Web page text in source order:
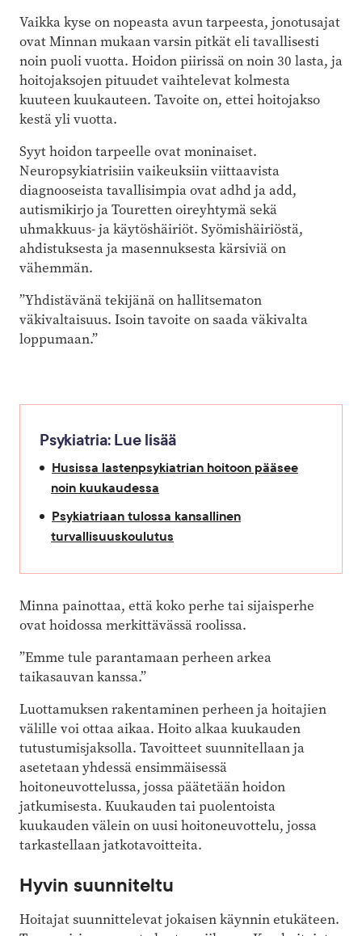
Vaikka kyse on nopeasta avun tarpeesta, jonotusajat
ovat Minnan mukaan varsin pitkät eli tavallisesti
noin puoli vuotta. Hoidon piirissä on noin 30 lasta, ja
hoitojaksojen pituudet vaihtelevat kolmesta
kuuteen kuukauteen. Tavoite on, ettei hoitojakso
kestä yli vuotta.
Syyt hoidon tarpeelle ovat moninaiset.
Neuropsykiatrisiin vaikeuksiin viittaavista
diagnooseista tavallisimpia ovat adhd ja add,
autismikirjo ja Touretten oireyhtymä sekä
uhmakkuus- ja käytöshäiriöt. Syömishäiriöstä,
ahdistuksesta ja masennuksesta kärsiviä on
vähemmän.
”Yhdistävänä tekijänä on hallitsematon
väkivaltaisuus. Isoin tavoite on saada väkivalta
loppumaan.”
Psykiatria: Lue lisää
Husissa lastenpsykiatrian hoitoon pääsee
noin kuukaudessa
Psykiatriaan tulossa kansallinen
turvallisuuskoulutus
Minna painottaa, että koko perhe tai sijaisperhe
ovat hoidossa merkittävässä roolissa.
”Emme tule parantamaan perheen arkea
taikasauvan kanssa.”
Luottamuksen rakentaminen perheen ja hoitajien
välille voi ottaa aikaa. Hoito alkaa kuukauden
tutustumisjaksolla. Tavoitteet suunnitellaan ja
asetetaan yhdessä ensimmäisessä
hoitoneuvottelussa, jossa päätetään hoidon
jatkumisesta. Kuukauden tai puolentoista
kuukauden välein on uusi hoitoneuvottelu, jossa
tarkastellaan jatkotavoitteita.
Hyvin suunniteltu
Hoitajat suunnittelevat jokaisen käynnin etukäteen.